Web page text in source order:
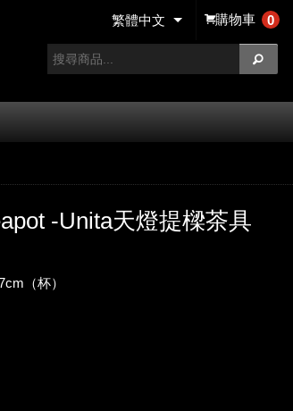
購物車 0
繁體中文
-Unita天燈提樑茶具
（杯）